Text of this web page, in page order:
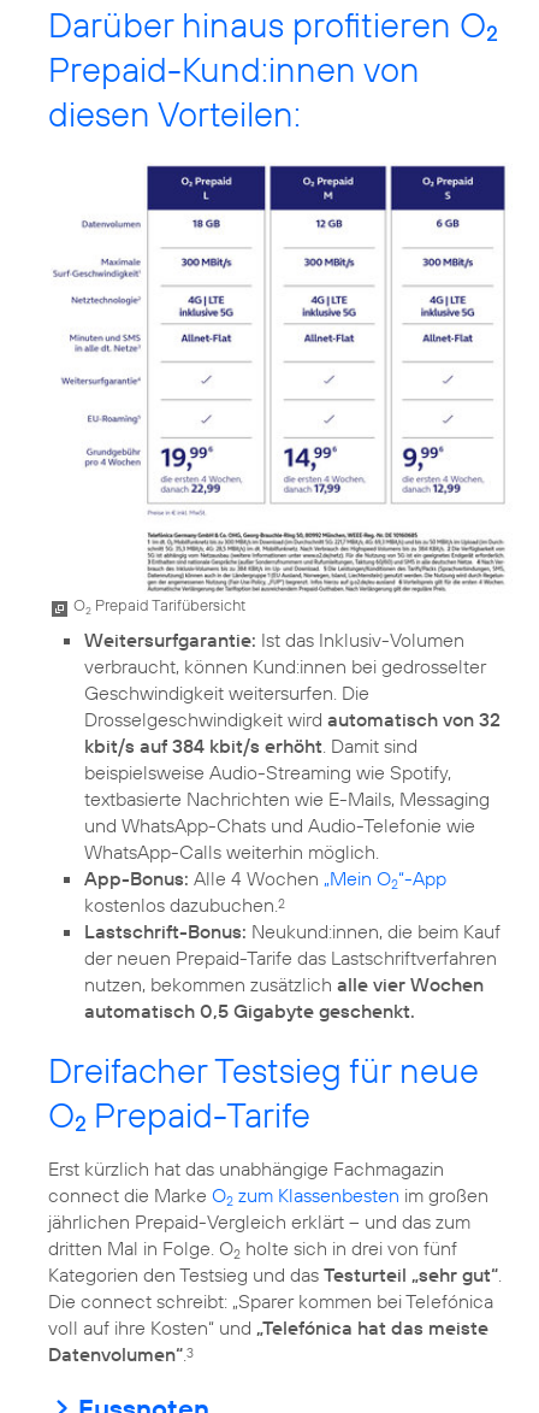
Darüber hinaus profitieren O2
Prepaid-Kund:innen von
diesen Vorteilen:
O2 Prepaid Tarifübersicht
Weitersurfgarantie: Ist das Inklusiv-Volumen
verbraucht, können Kund:innen bei gedrosselter
Geschwindigkeit weitersurfen. Die
Drosselgeschwindigkeit wird automatisch von 32
kbit/s auf 384 kbit/s erhöht . Damit sind
beispielsweise Audio-Streaming wie Spotify,
textbasierte Nachrichten wie E-Mails, Messaging
und WhatsApp-Chats und Audio-Telefonie wie
WhatsApp-Calls weiterhin möglich.
App-Bonus: Alle 4 Wochen „Mein O2“-App
kostenlos dazubuchen. 2
Lastschrift-Bonus: Neukund:innen, die beim Kauf
der neuen Prepaid-Tarife das Lastschriftverfahren
nutzen, bekommen zusätzlich alle vier Wochen
automatisch 0,5 Gigabyte geschenkt.
Dreifacher Testsieg für neue
O2 Prepaid-Tarife
Erst kürzlich hat das unabhängige Fachmagazin
connect die Marke O2 zum Klassenbesten im großen
jährlichen Prepaid-Vergleich erklärt – und das zum
dritten Mal in Folge. O2 holte sich in drei von fünf
Kategorien den Testsieg und das Testurteil „sehr gut“
Die connect schreibt: „Sparer kommen bei Telefónica
voll auf ihre Kosten“ und „Telefónica hat das meiste
Datenvolumen“ 3